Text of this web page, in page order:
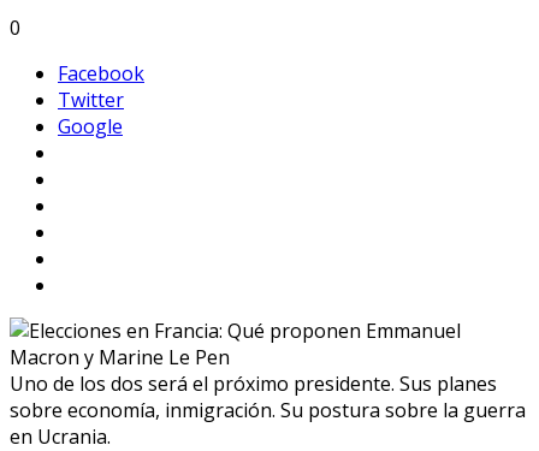
0
Facebook
Twitter
Google
Uno de los dos será el próximo presidente. Sus planes
sobre economía, inmigración. Su postura sobre la guerra
en Ucrania.